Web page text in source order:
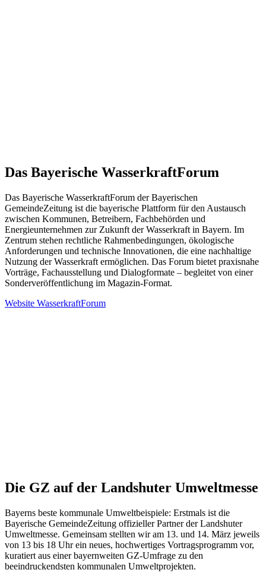
Das Bayerische WasserkraftForum
Das Bayerische WasserkraftForum der Bayerischen
GemeindeZeitung ist die bayerische Plattform für den Austausch
zwischen Kommunen, Betreibern, Fachbehörden und
Energieunternehmen zur Zukunft der Wasserkraft in Bayern. Im
Zentrum stehen rechtliche Rahmenbedingungen, ökologische
Anforderungen und technische Innovationen, die eine nachhaltige
Nutzung der Wasserkraft ermöglichen. Das Forum bietet praxisnahe
Vorträge, Fachausstellung und Dialogformate – begleitet von einer
Sonderveröffentlichung im Magazin-Format.
Website WasserkraftForum
Die GZ auf der Landshuter Umweltmesse
Bayerns beste kommunale Umweltbeispiele: Erstmals ist die
Bayerische GemeindeZeitung offizieller Partner der Landshuter
Umweltmesse. Gemeinsam stellten wir am 13. und 14. März jeweils
von 13 bis 18 Uhr ein neues, hochwertiges Vortragsprogramm vor,
kuratiert aus einer bayernweiten GZ-Umfrage zu den
beeindruckendsten kommunalen Umweltprojekten.